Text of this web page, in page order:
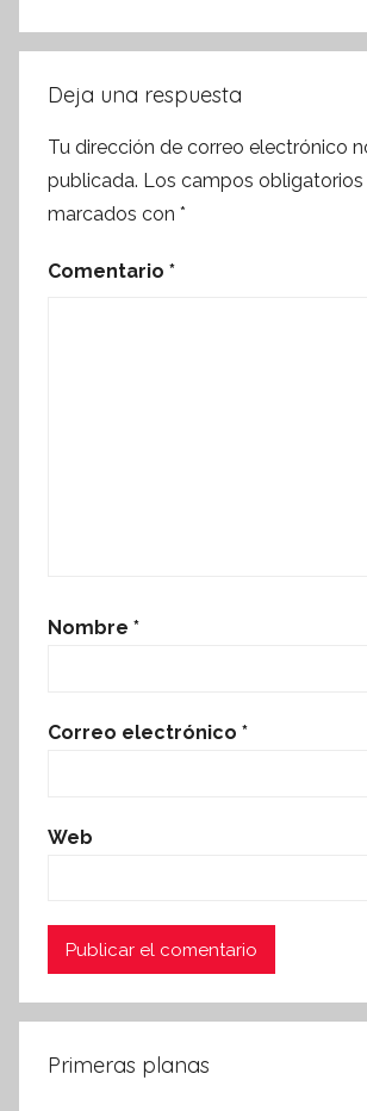
Deja una respuesta
Tu dirección de correo electrónico
publicada. Los campos obligatorios
marcados con *
Comentario *
Nombre *
Correo electrónico *
Web
Primeras planas